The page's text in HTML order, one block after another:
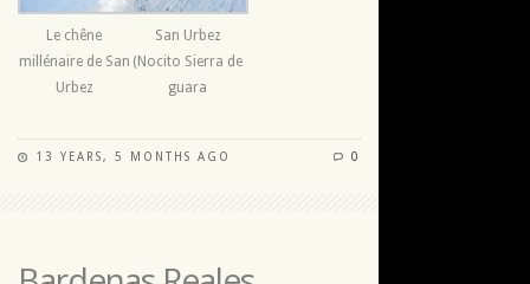
Le chêne
millénaire de San
Urbez
San Urbez
(Nocito Sierra de
guara
13 YEARS, 5 MONTHS AGO 0